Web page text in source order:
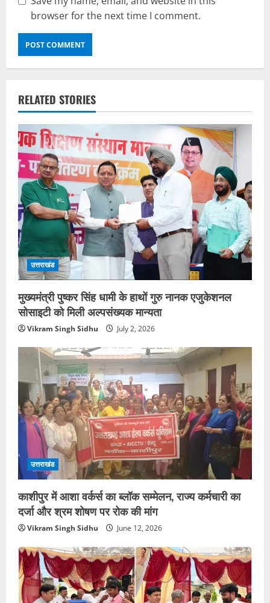
browser for the next time I comment.
RELATED STORIES
उत्तराखंड
मुख्यमंत्री पुष्कर सिंह धामी के हाथों गुरु नानक एजुकेशनल
सोसाइटी को मिली अल्पसंख्यक मान्यता
Vikram Singh Sidhu July 2, 2026
उत्तराखंड
काशीपुर में आशा वर्कर्स का ब्लॉक सम्मेलन, राज्य कर्मचारी का
दर्जा और श्रम शोषण पर रोक की मांग
Vikram Singh Sidhu June 12, 2026